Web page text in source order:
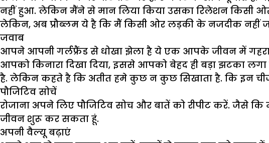
नहीं हुआ. लेकिन मैंने से मान लिया किया उसका रिलेशन किसी
लेकिन, अब प्रौब्लम ये है कि मैं किसी ओर लड़की के नजदीक नहीं
जवाब
आपने आपनी गर्लफ्रैंड से धोखा झेला है ये एक आपके जीवन में
आपको किनारा दिखा दिया, इससे आपको बेहद ही बड़ा झटका
है. लेकिन कहते है कि अतीत हमे कुछ न कुछ सिखाता है. कि इन
पौजिटिव सोचें
रोजाना अपने लिए पौजिटिव सोच और बातें को रीपीट करें. जैसे
जीवन शुरू कर सकता हूं.
अपनी वैल्यू बढ़ाएं